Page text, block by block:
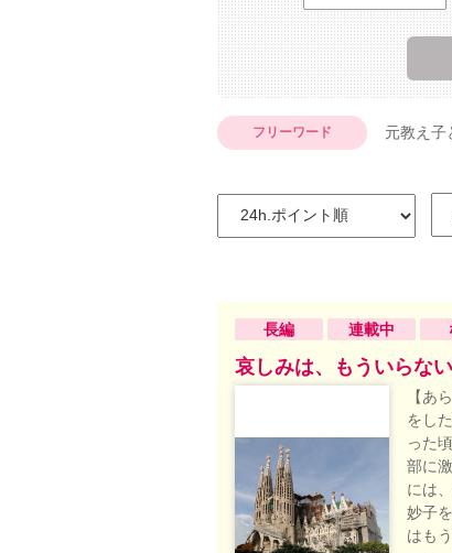
フリーワード 元教え子
長編 連載中
哀しみは、もういらない
【あ
をし
った
部に
には
妙子
はも